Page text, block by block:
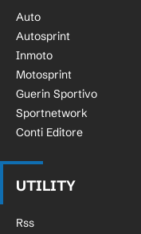
Auto
Autosprint
Inmoto
Motosprint
Guerin Sportivo
Sportnetwork
Conti Editore
UTILITY
Rss